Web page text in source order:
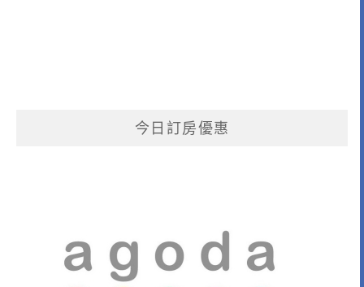
今日訂房優惠